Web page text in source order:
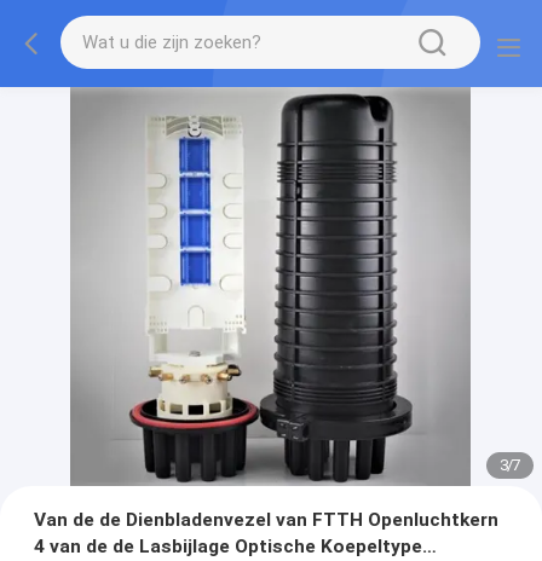
3/7
Van de de Dienbladenvezel van FTTH Openluchtkern
4 van de de Lasbijlage Optische Koepeltype